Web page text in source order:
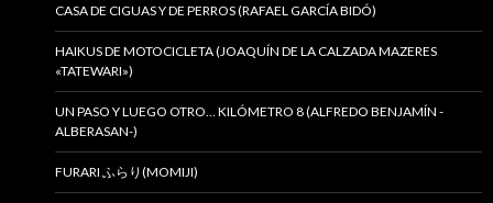
CASA DE CIGUAS Y DE PERROS (RAFAEL GARCÍA BIDÓ)
HAIKUS DE MOTOCICLETA (JOAQUÍN DE LA CALZADA MAZERES
«TATEWARI»)
UN PASO Y LUEGO OTRO… KILÓMETRO 8 (ALFREDO BENJAMÍN -
ALBERASAN-)
FURARI ふらり(MOMIJI)